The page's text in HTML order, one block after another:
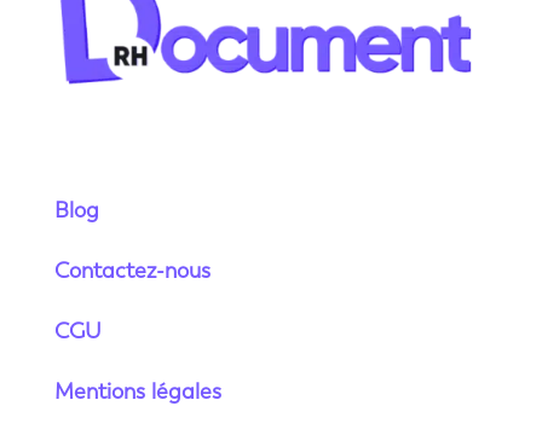
Blog
Contactez-nous
CGU
Mentions légales